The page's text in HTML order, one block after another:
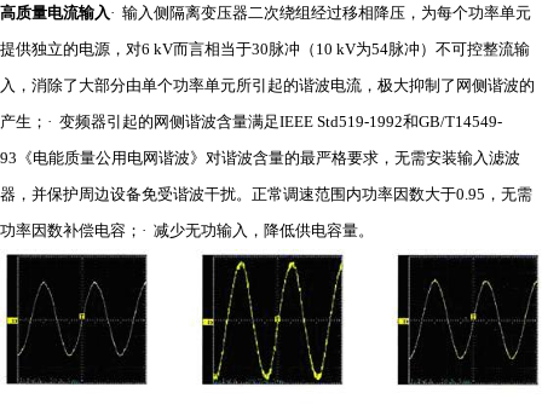
高质量电流输入· 输入侧隔离变压器二次绕组经过移相降压，为每个功率单元
提供独立的电源，对6 kV而言相当于30脉冲（10 kV为54脉冲）不可控整流输
入，消除了大部分由单个功率单元所引起的谐波电流，极大抑制了网侧谐波的
产生；· 变频器引起的网侧谐波含量满足IEEE Std519-1992和GB/T14549-
93《电能质量公用电网谐波》对谐波含量的最严格要求，无需安装输入滤波
器，并保护周边设备免受谐波干扰。正常调速范围内功率因数大于0.95，无需
功率因数补偿电容；· 减少无功输入，降低供电容量。